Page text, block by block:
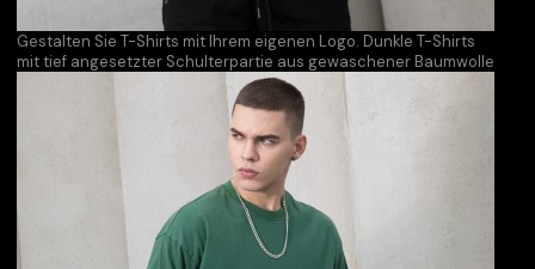
Gestalten Sie T-Shirts mit Ihrem eigenen Logo. Dunkle T-Shirts
mit tief angesetzter Schulterpartie aus gewaschener Baumwolle